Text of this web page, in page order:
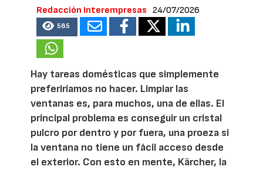
Redacción Interempresas 24/07/2026
585
Hay tareas domésticas que simplemente
preferiríamos no hacer. Limpiar las
ventanas es, para muchos, una de ellas. El
principal problema es conseguir un cristal
pulcro por dentro y por fuera, una proeza si
la ventana no tiene un fácil acceso desde
el exterior. Con esto en mente, Kärcher, la